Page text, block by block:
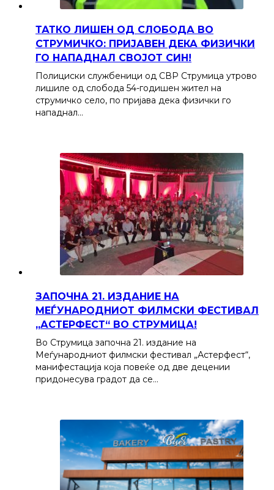
ТАТКО ЛИШЕН ОД СЛОБОДА ВО
СТРУМИЧКО: ПРИЈАВЕН ДЕКА ФИЗИЧКИ
ГО НАПАДНАЛ СВОЈОТ СИН!
Полициски службеници од СВР Струмица утрово
лишиле од слобода 54-годишен жител на
струмичко село, по пријава дека физички го
нападнал…
ЗАПОЧНА 21. ИЗДАНИЕ НА
МЕЃУНАРОДНИОТ ФИЛМСКИ ФЕСТИВАЛ
„АСТЕРФЕСТ“ ВО СТРУМИЦА!
Во Струмица започна 21. издание на
Меѓународниот филмски фестивал „Астерфест“,
манифестација која повеќе од две децении
придонесува градот да се…